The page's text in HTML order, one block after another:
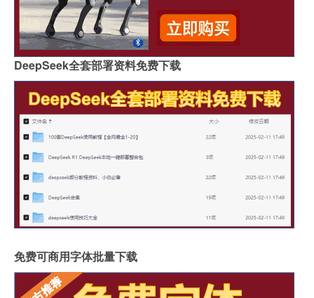
DeepSeek全套部署资料免费下载
免费可商用字体批量下载